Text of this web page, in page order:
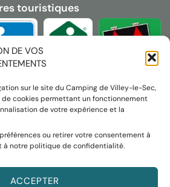
DE VOS
sur le site du Camping de Villey-le-Sec,
cookies permettant un fonctionnement
de votre expérience et la
ou retirer votre consentement à
notre politique de confidentialité.
ACCEPTER
touristiques